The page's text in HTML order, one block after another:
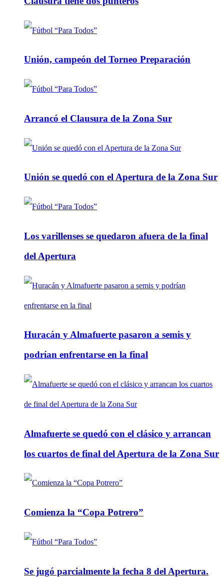
Unión, campeón del Torneo Preparación
Arrancó el Clausura de la Zona Sur
Unión se quedó con el Apertura de la Zona Sur
Los varillenses se quedaron afuera de la final
del Apertura
Huracán y Almafuerte pasaron a semis y
podrían enfrentarse en la final
Almafuerte se quedó con el clásico y arrancan
los cuartos de final del Apertura de la Zona Sur
Comienza la “Copa Potrero”
Se jugó parcialmente la fecha 8 del Apertura.